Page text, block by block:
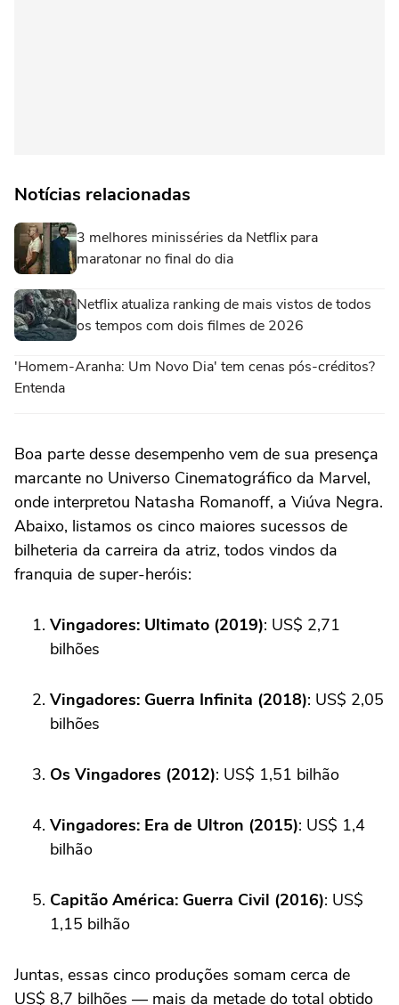
Notícias relacionadas
3 melhores minisséries da Netflix para
maratonar no final do dia
Netflix atualiza ranking de mais vistos de todos
os tempos com dois filmes de 2026
'Homem-Aranha: Um Novo Dia' tem cenas pós-créditos?
Entenda
Boa parte desse desempenho vem de sua presença
marcante no Universo Cinematográfico da Marvel,
onde interpretou Natasha Romanoff, a Viúva Negra.
Abaixo, listamos os cinco maiores sucessos de
bilheteria da carreira da atriz, todos vindos da
franquia de super-heróis:
Vingadores: Ultimato (2019): US$ 2,71
bilhões
Vingadores: Guerra Infinita (2018): US$ 2,05
bilhões
Os Vingadores (2012): US$ 1,51 bilhão
Vingadores: Era de Ultron (2015): US$ 1,4
bilhão
Capitão América: Guerra Civil (2016): US$
1,15 bilhão
Juntas, essas cinco produções somam cerca de
US$ 8,7 bilhões — mais da metade do total obtido